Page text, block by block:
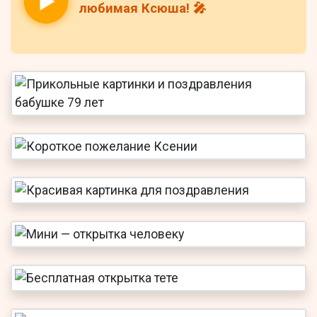
любимая Ксюша! 🎤